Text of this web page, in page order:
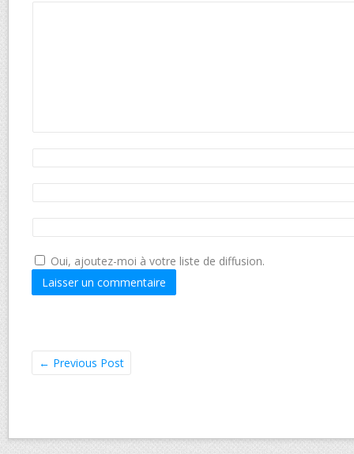
Oui, ajoutez-moi à votre liste de diffusion.
← Previous Post